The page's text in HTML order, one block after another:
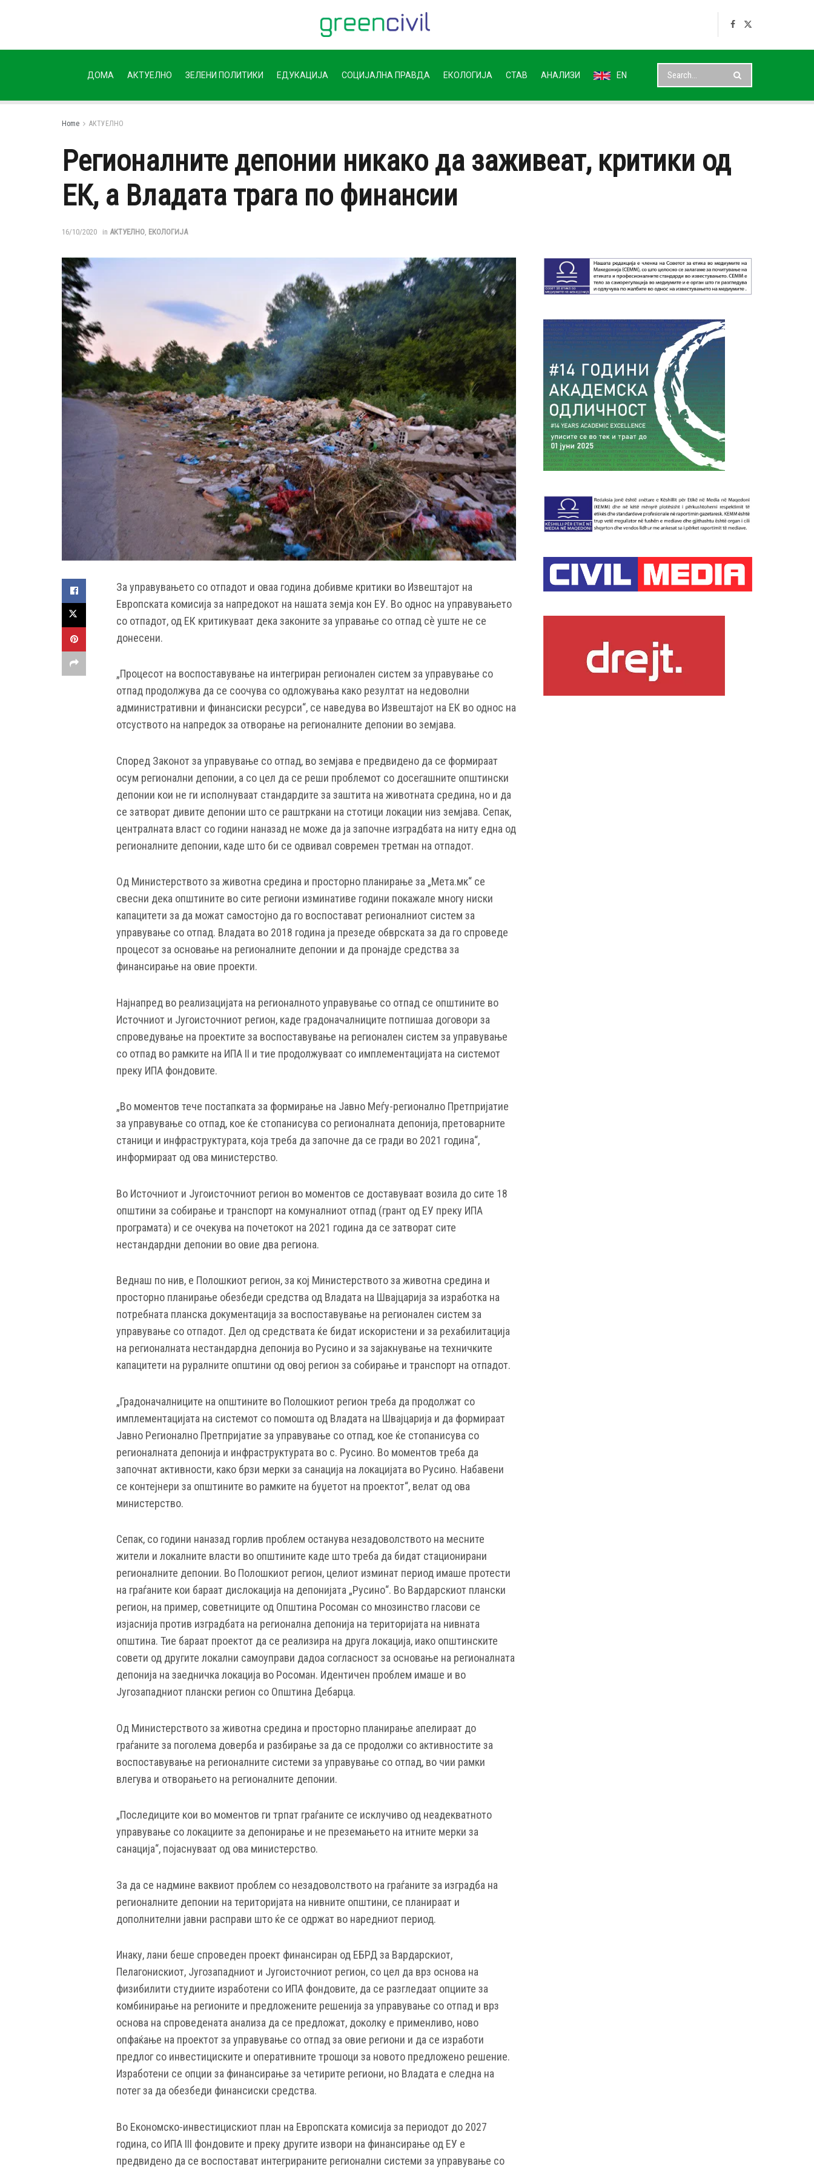
ДОМА АКТУЕЛНО ЗЕЛЕНИ ПОЛИТИКИ ЕДУКАЦИЈА СОЦИЈАЛНА ПРАВДА ЕКОЛОГИЈА СТАВ АНАЛИЗИ EN
Home АКТУЕЛНО
Регионалните депонии никако да заживеат, критики од
ЕК, а Владата трага по финансии
16/10/2020 in АКТУЕЛНО, ЕКОЛОГИЈА
За управувањето со отпадот и оваа година добивме критики во Извештајот на
Европската комисија за напредокот на нашата земја кон ЕУ. Во однос на управувањето
со отпадот, од ЕК критикуваат дека законите за управање со отпад сè уште не се
донесени.
„Процесот на воспоставување на интегриран регионален систем за управување со
отпад продолжува да се соочува со одложувања како резултат на недоволни
административни и финансиски ресурси“, се наведува во Извештајот на ЕК во однос на
отсуството на напредок за отворање на регионалните депонии во земјава.
Според Законот за управување со отпад, во земјава е предвидено да се формираат
осум регионални депонии, а со цел да се реши проблемот со досегашните општински
депонии кои не ги исполнуваат стандардите за заштита на животната средина, но и да
се затворат дивите депонии што се раштркани на стотици локации низ земјава. Сепак,
централната власт со години наназад не може да ја започне изградбата на ниту една од
регионалните депонии, каде што би се одвивал современ третман на отпадот.
Од Министерството за животна средина и просторно планирање за „Мета.мк“ се
свесни дека општините во сите региони изминативе години покажале многу ниски
капацитети за да можат самостојно да го воспостават регионалниот систем за
управување со отпад. Владата во 2018 година ја презеде обврската за да го спроведе
процесот за основање на регионалните депонии и да пронајде средства за
финансирање на овие проекти.
Најнапред во реализацијата на регионалното управување со отпад се општините во
Источниот и Југоисточниот регион, каде градоначалниците потпишаа договори за
спроведување на проектите за воспоставување на регионален систем за управување
со отпад во рамките на ИПА II и тие продолжуваат со имплементацијата на системот
преку ИПА фондовите.
„Во моментов тече постапката за формирање на Јавно Меѓу-регионално Претпријатие
за управување со отпад, кое ќе стопанисува со регионалната депонија, претоварните
станици и инфраструктурата, која треба да започне да се гради во 2021 година“,
информираат од ова министерство.
Во Источниот и Југоисточниот регион во моментов се доставуваат возила до сите 18
општини за собирање и транспорт на комуналниот отпад (грант од ЕУ преку ИПА
програмата) и се очекува на почетокот на 2021 година да се затворат сите
нестандардни депонии во овие два региона.
Веднаш по нив, е Полошкиот регион, за кој Министерството за животна средина и
просторно планирање обезбеди средства од Владата на Швајцарија за изработка на
потребната планска документација за воспоставување на регионален систем за
управување со отпадот. Дел од средствата ќе бидат искористени и за рехабилитација
на регионалната нестандардна депонија во Русино и за зајакнување на техничките
капацитети на руралните општини од овој регион за собирање и транспорт на отпадот.
„Градоначалниците на општините во Полошкиот регион треба да продолжат со
имплементацијата на системот со помошта од Владата на Швајцарија и да формираат
Јавно Регионално Претпријатие за управување со отпад, кое ќе стопанисува со
регионалната депонија и инфраструктурата во с. Русино. Во моментов треба да
започнат активности, како брзи мерки за санација на локацијата во Русино. Набавени
се контејнери за општините во рамките на буџетот на проектот“, велат од ова
министерство.
Сепак, со години наназад горлив проблем останува незадоволството на месните
жители и локалните власти во општините каде што треба да бидат стационирани
регионалните депонии. Во Полошкиот регион, целиот изминат период имаше протести
на граѓаните кои бараат дислокација на депонијата „Русино“. Во Вардарскиот плански
регион, на пример, советниците од Општина Росоман со мнозинство гласови се
изјаснија против изградбата на регионална депонија на територијата на нивната
општина. Тие бараат проектот да се реализира на друга локација, иако општинските
совети од другите локални самоуправи дадоа согласност за основање на регионалната
депонија на заедничка локација во Росоман. Идентичен проблем имаше и во
Југозападниот плански регион со Општина Дебарца.
Од Министерството за животна средина и просторно планирање апелираат до
граѓаните за поголема доверба и разбирање за да се продолжи со активностите за
воспоставување на регионалните системи за управување со отпад, во чии рамки
влегува и отворањето на регионалните депонии.
„Последиците кои во моментов ги трпат граѓаните се исклучиво од неадекватното
управување со локациите за депонирање и не преземањето на итните мерки за
санација“, појаснуваат од ова министерство.
За да се надмине ваквиот проблем со незадоволството на граѓаните за изградба на
регионалните депонии на територијата на нивните општини, се планираат и
дополнителни јавни расправи што ќе се одржат во наредниот период.
Инаку, лани беше спроведен проект финансиран од ЕБРД за Вардарскиот,
Пелагонискиот, Југозападниот и Југоисточниот регион, со цел да врз основа на
физибилити студиите изработени со ИПА фондовите, да се разгледаат опциите за
комбинирање на регионите и предложените решенија за управување со отпад и врз
основа на спроведената анализа да се предложат, доколку е применливо, ново
опфаќање на проектот за управување со отпад за овие региони и да се изработи
предлог со инвестициските и оперативните трошоци за новото предложено решение.
Изработени се опции за финансирање за четирите региони, но Владата е следна на
потег за да обезбеди финансиски средства.
Во Економско-инвестицискиот план на Европската комисија за периодот до 2027
година, со ИПА III фондовите и преку другите извори на финансирање од ЕУ е
предвидено да се воспостават интегрираните регионални системи за управување со